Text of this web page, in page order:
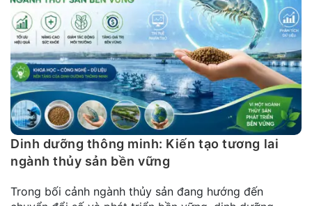
Hướng
dẫn
lắp
đặt
Quy
định
Blog
chia
hệ
Dinh dưỡng thông minh: Kiến tạo tương lai
ngành thủy sản bền vững
Trong bối cảnh ngành thủy sản đang hướng đến